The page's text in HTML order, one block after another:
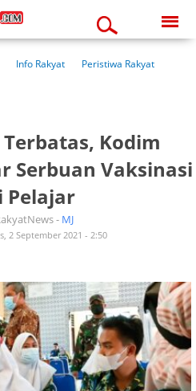
08:19:05 am
Info Rakyat
Peristiwa Rakyat
Kodim
Serbuan Vaksinasi
Pelajar
- MJ
2 September 2021 - 2:50